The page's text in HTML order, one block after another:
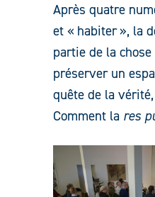
Après quatre
et « habiter », la
partie de la
préserver un
quête de la
Comment la res